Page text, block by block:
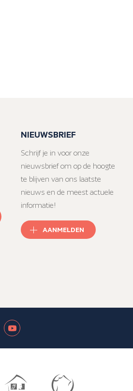
NIEUWSBRIEF
Schrijf je in voor onze
nieuwsbrief om op de hoogte
te blijven van ons laatste
nieuws en de meest actuele
informatie!
AANMELDEN